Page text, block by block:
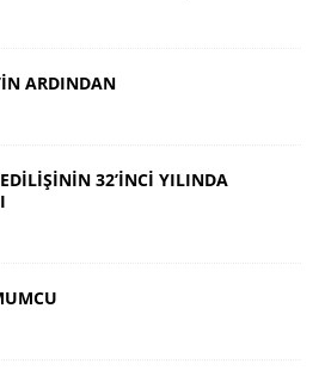
ARDINDAN
32’İNCİ YILINDA